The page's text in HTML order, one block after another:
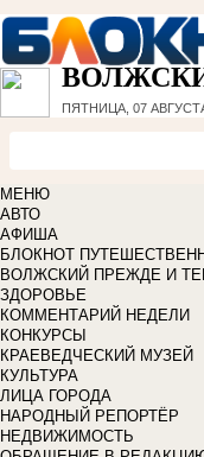
ПЯТНИЦА, 07
МЕНЮ
АВТО
АФИША
БЛОКНОТ
ВОЛЖСКИЙ ПРЕЖДЕ И
ЗДОРОВЬЕ
КОММЕНТАРИЙ НЕДЕЛИ
КОНКУРСЫ
КРАЕВЕДЧЕСКИЙ МУЗЕЙ
КУЛЬТУРА
ЛИЦА ГОРОДА
НАРОДНЫЙ РЕПОРТЁР
НЕДВИЖИМОСТЬ